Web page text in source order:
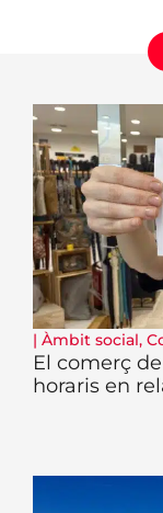
| Àmbit social,
El comerç
horaris en